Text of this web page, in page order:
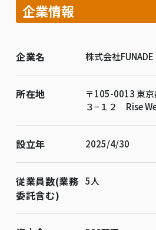
企業情報
企業名 株式会社FUNADE
所在地
〒105-0013 東
３−１２ Rise
設立年 2025/4/30
従業員数(業務
委託含む)
5人